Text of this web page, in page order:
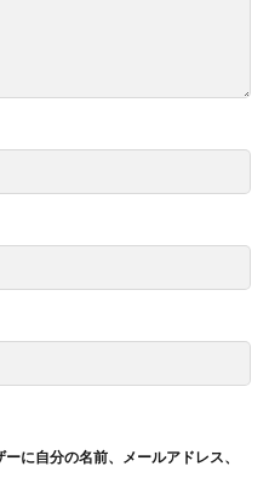
に自分の名前、メールアドレス、